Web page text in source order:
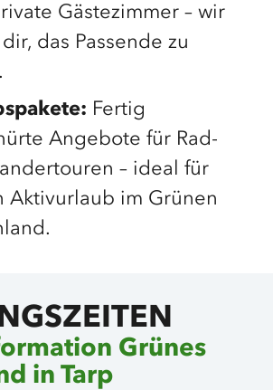
Gästezimmer – wir
das Passende zu
Fertig
Angebote für Rad-
– ideal für
Aktivurlaub im Grünen
Grünes
in Tarp